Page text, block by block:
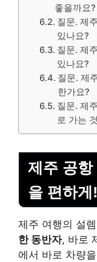
좋을까요?
질문. 제
있나요?
질문. 제
있나요?
질문. 제
한가요?
질문. 제
로 가는
제주 공
을 편하게!
제주 여행의 설
한 동반자, 바로
에서 바로 차량